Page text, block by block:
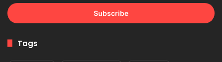
Email
address
Tags